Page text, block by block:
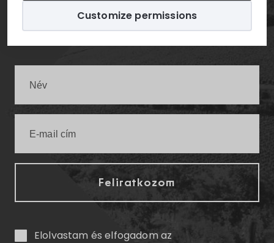
Customize permissions
Értesüljön elsőként a legfrissebb villányi
infókról!
Elolvastam és elfogadom az